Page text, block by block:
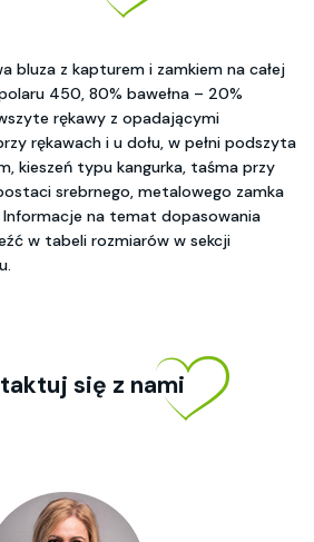
bluza z kapturem i zamkiem na całej
450, 80% bawełna – 20%
rękawy z opadającymi
rękawach i u dołu, w pełni podszyta
kieszeń typu kangurka, taśma przy
srebrnego, metalowego zamka
Informacje na temat dopasowania
w tabeli rozmiarów w sekcji
się z nami